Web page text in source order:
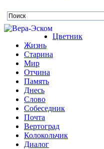
Цветник
Жизнь
Старина
Мир
Отчина
Память
Днесь
Слово
Собеседник
Почта
Вертоград
Колокольчик
Диалог